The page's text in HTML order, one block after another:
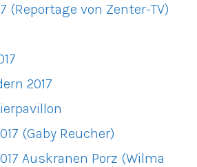
(Reportage von Zenter-TV)
2017
(Gaby Reucher)
Auskranen Porz (Wilma